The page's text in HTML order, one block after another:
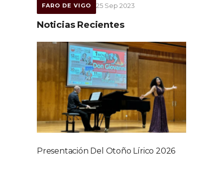
FARO DE VIGO 25 Sep 2023
Noticias Recientes
Presentación Del Otoño Lírico 2026